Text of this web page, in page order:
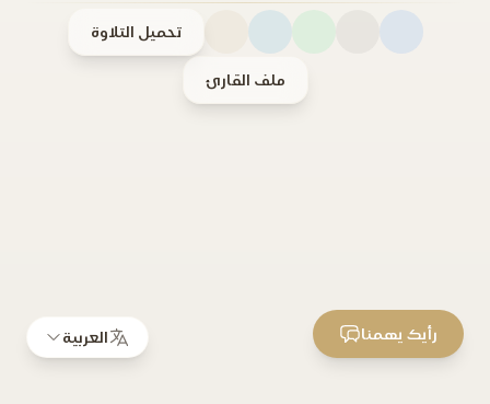
تحميل التلاوة
ملف القارئ
العربية رأيك يهمنا